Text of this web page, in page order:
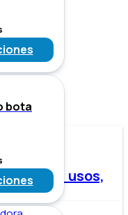
bota
Walker: usos,